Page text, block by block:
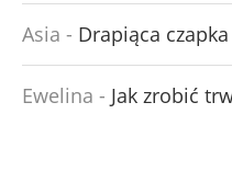
Asia - Drapiąca
Ewelina - Jak zrobić